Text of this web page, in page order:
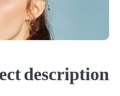
description